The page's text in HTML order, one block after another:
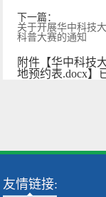
下一篇：
关于开展华中科技
科普大赛的通知
附件【华中科技
地预约表.docx】
友情链接: